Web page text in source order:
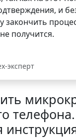
и
закончить
получится.
эксперт
телефона.